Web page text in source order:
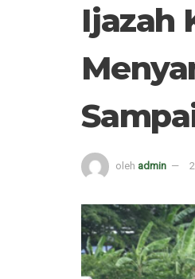
Ijazah
oleh admin